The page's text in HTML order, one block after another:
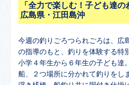
「全力で楽しむ！子ども達
広島県・江田島沖
今週の釣りごろつられごろは、広
の指導のもと、釣りを体験する特
小学４年生から６年生の子ども達
船、２つ場所に分かれて釣りをし